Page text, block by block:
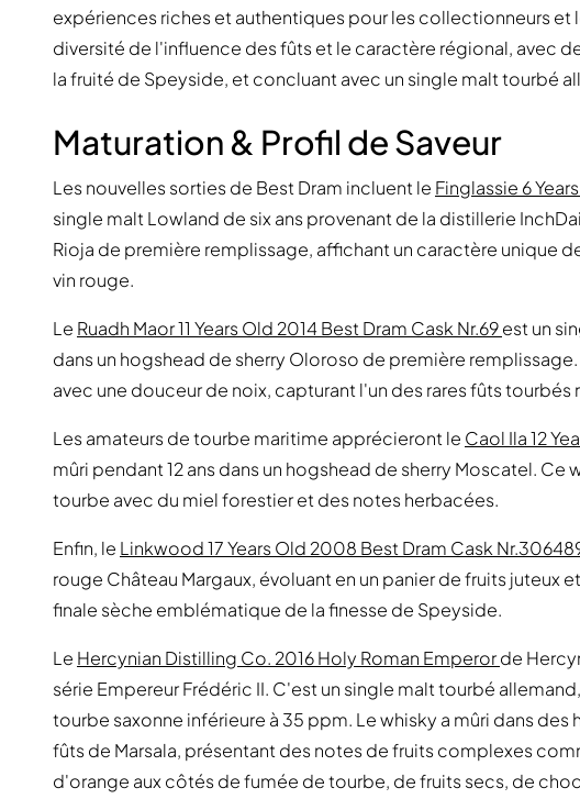
expériences riches et authentiques pour les collectionneurs et
diversité de l'influence des fûts et le caractère régional, avec
la fruité de Speyside, et concluant avec un single malt tourbé
Maturation & Profil de Saveur
Les nouvelles sorties de Best Dram incluent le Finglassie 6
single malt Lowland de six ans provenant de la distillerie
Rioja de première remplissage, affichant un caractère unique
vin rouge.
Le Ruadh Maor 11 Years Old 2014 Best Dram Cask Nr.69est un
dans un hogshead de sherry Oloroso de première
avec une douceur de noix, capturant l'un des rares fûts
Les amateurs de tourbe maritime apprécieront le Caol Ila 12
mûri pendant 12 ans dans un hogshead de sherry Moscatel. Ce
tourbe avec du miel forestier et des notes herbacées.
Enfin, le Linkwood 17 Years Old 2008 Best Dram Cask
rouge Château Margaux, évoluant en un panier de fruits juteux
finale sèche emblématique de la finesse de Speyside.
Le Hercynian Distilling Co. 2016 Holy Roman Emperorde
série Empereur Frédéric II. C'est un single malt tourbé
tourbe saxonne inférieure à 35 ppm. Le whisky a mûri dans
fûts de Marsala, présentant des notes de fruits complexes
d'orange aux côtés de fumée de tourbe, de fruits secs, de